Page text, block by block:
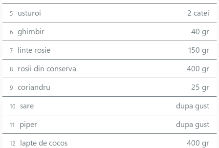
5 usturoi 2 catei
6 ghimbir 40 gr
7 linte rosie 150 gr
8 rosii din conserva 400 gr
9 coriandru 25 gr
10 sare dupa gust
11 piper dupa gust
12 lapte de cocos 400 gr